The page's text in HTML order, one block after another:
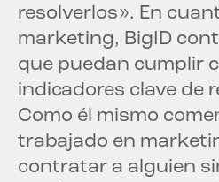
resolverlos». En
marketing, BigID
que puedan cumplir
indicadores clave de
Como él mismo
trabajado en
contratar a alguien